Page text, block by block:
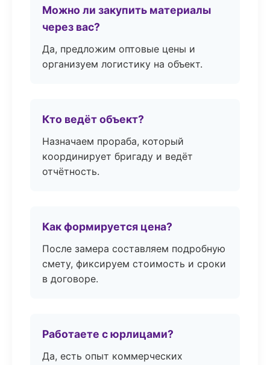
Можно ли закупить материалы
через вас?
Да, предложим оптовые цены и
организуем логистику на объект.
Кто ведёт объект?
Назначаем прораба, который
координирует бригаду и ведёт
отчётность.
Как формируется цена?
После замера составляем подробную
смету, фиксируем стоимость и сроки
в договоре.
Работаете с юрлицами?
Да, есть опыт коммерческих